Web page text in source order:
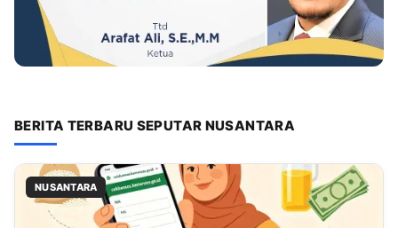
BERITA TERBARU SEPUTAR NUSANTARA
NUSANTARA